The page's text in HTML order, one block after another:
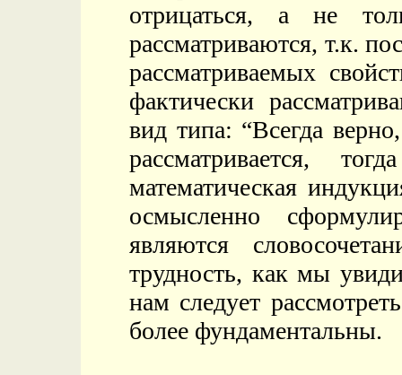
отрицаться, а не
рассматриваются, т.к.
рассматриваемых
фактически
вид типа: “Всегда
рассматривается,
математическая
осмысленно
являются
трудность, как мы
нам следует
более фундаментальны.